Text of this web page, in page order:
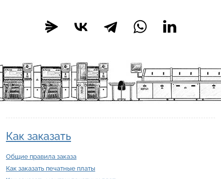
Как заказать
Общие правила заказа
Как заказать печатные платы